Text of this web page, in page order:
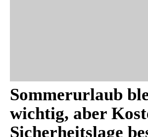
Sommerurlaub
wichtig, aber
Sicherheitslage